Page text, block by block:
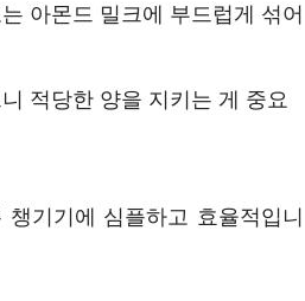
아몬드 밀크에 부드럽게 섞어
적당한 양을 지키는 게 중요
기기에 심플하고 효율적입니